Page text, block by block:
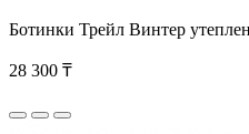
Ботинки Трейл Винтер
28 300 ₸